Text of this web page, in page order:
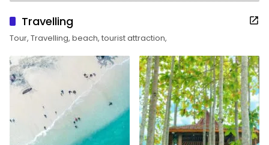
Travelling
Tour, Travelling, beach, tourist attraction,